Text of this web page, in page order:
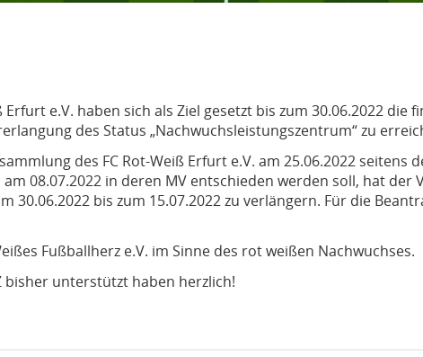
e.V. haben sich als Ziel gesetzt bis zum 30.06.2022 die
des Status „Nachwuchsleistungszentrum“ zu
des FC Rot-Weiß Erfurt e.V. am 25.06.2022 seitens
08.07.2022 in deren MV entschieden werden soll, hat der
30.06.2022 bis zum 15.07.2022 zu verlängern. Für die
Fußballherz e.V. im Sinne des rot weißen Nachwuchses.
bisher unterstützt haben herzlich!